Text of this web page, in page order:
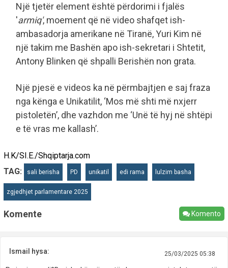
Një tjetër element është përdorimi i fjalës
'armiq', moement që në video shafqet ish-
ambasadorja amerikane në Tiranë, Yuri Kim në
një takim me Bashën apo ish-sekretari i Shtetit,
Antony Blinken që shpalli Berishën non grata.
Një pjesë e videos ka në përmbajtjen e saj fraza
nga kënga e Unikatilit, ‘Mos më shti më nxjerr
pistoletën’, dhe vazhdon me ‘Unë të hyj në shtëpi
e të vras me kallash’.
H.K/SI.E./Shqiptarja.com
TAG:
sali berisha PD unikatil edi rama lulzim basha
zgjedhjet parlamentare 2025
Komente Komento
Ismail hysa: 25/03/2025 05:38